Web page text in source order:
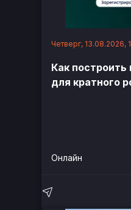
Четверг, 13.08.2026,
Как
для кратного
Онлайн